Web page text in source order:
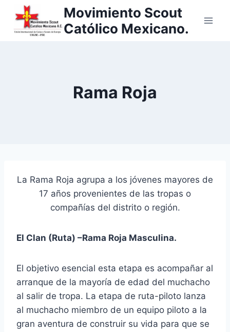
contenido
Movimiento Scout
Católico Mexicano.
Rama Roja
La Rama Roja agrupa a los jóvenes mayores de
17 años provenientes de las tropas o
compañías del distrito o región.
El Clan (Ruta) –Rama Roja Masculina.
El objetivo esencial esta etapa es acompañar al
arranque de la mayoría de edad del muchacho
al salir de tropa. La etapa de ruta-piloto lanza
al muchacho miembro de un equipo piloto a la
gran aventura de construir su vida para que se